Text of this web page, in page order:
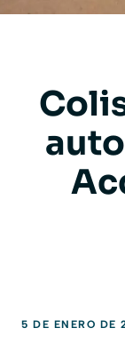
5 DE ENERO DE